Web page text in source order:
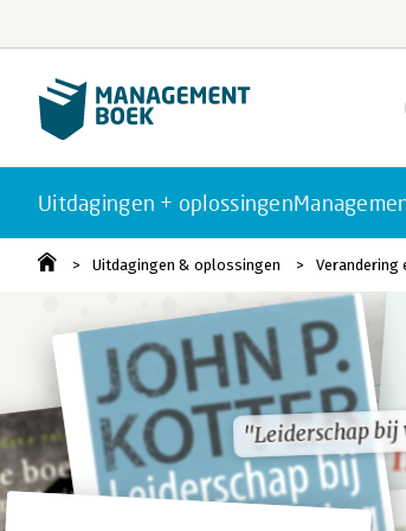
Uitdagingen + oplossingen
Uitdagingen & oplossingen Verandering
"Leiderschap
"Leiderschap